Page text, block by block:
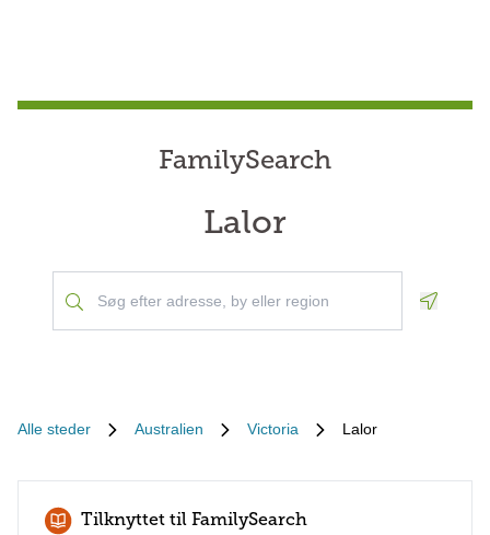
FamilySearch
Lalor
Alle steder Australien Victoria Lalor
Tilknyttet til FamilySearch